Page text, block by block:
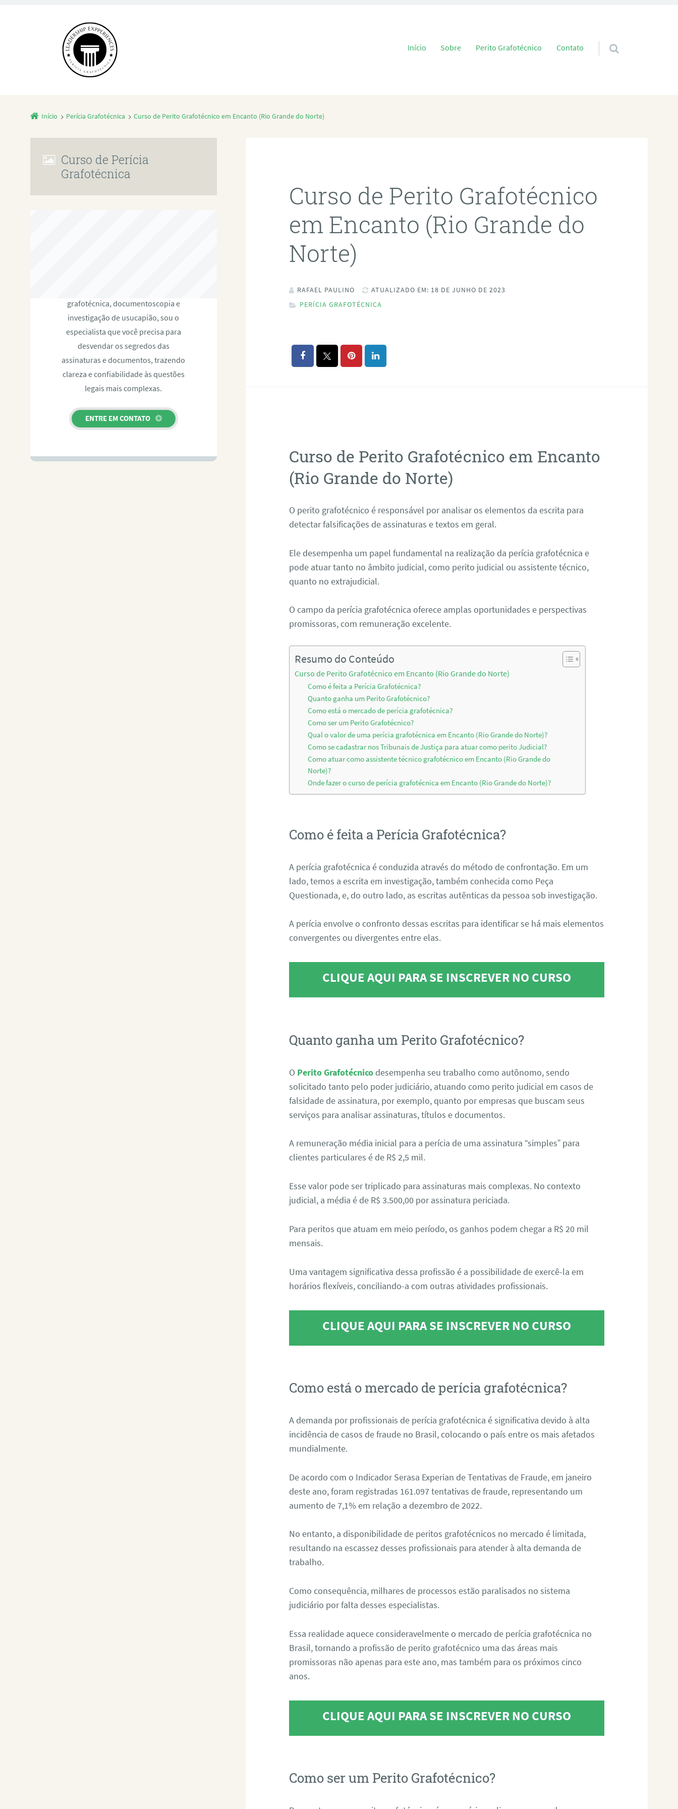
Pular para o conteúdo
Início Sobre Perito Grafotécnico Contato
Início Perícia Grafotécnica Curso de Perito Grafotécnico em Encanto (Rio Grande do Norte)
Curso de Perito Grafotécnico
em Encanto (Rio Grande do
Norte)
RAFAEL PAULINO
ATUALIZADO EM: 18 DE JUNHO DE 2023
PERÍCIA GRAFOTÉCNICA
Curso de Perito Grafotécnico em Encanto
(Rio Grande do Norte)
O perito grafotécnico é responsável por analisar os elementos da escrita para
detectar falsificações de assinaturas e textos em geral.
Ele desempenha um papel fundamental na realização da perícia grafotécnica e
pode atuar tanto no âmbito judicial, como perito judicial ou assistente técnico,
quanto no extrajudicial.
O campo da perícia grafotécnica oferece amplas oportunidades e perspectivas
promissoras, com remuneração excelente.
Resumo do Conteúdo
Curso de Perito Grafotécnico em Encanto (Rio Grande do Norte)
Como é feita a Perícia Grafotécnica?
Quanto ganha um Perito Grafotécnico?
Como está o mercado de perícia grafotécnica?
Como ser um Perito Grafotécnico?
Qual o valor de uma perícia grafotécnica em Encanto (Rio Grande do Norte)?
Como se cadastrar nos Tribunais de Justiça para atuar como perito Judicial?
Como atuar como assistente técnico grafotécnico em Encanto (Rio Grande do
Norte)?
Onde fazer o curso de perícia grafotécnica em Encanto (Rio Grande do Norte)?
Como é feita a Perícia Grafotécnica?
A perícia grafotécnica é conduzida através do método de confrontação. Em um
lado, temos a escrita em investigação, também conhecida como Peça
Questionada, e, do outro lado, as escritas autênticas da pessoa sob investigação.
A perícia envolve o confronto dessas escritas para identificar se há mais elementos
convergentes ou divergentes entre elas.
CLIQUE AQUI PARA SE INSCREVER NO CURSO
Quanto ganha um Perito Grafotécnico?
O Perito Grafotécnico desempenha seu trabalho como autônomo, sendo
solicitado tanto pelo poder judiciário, atuando como perito judicial em casos de
falsidade de assinatura, por exemplo, quanto por empresas que buscam seus
serviços para analisar assinaturas, títulos e documentos.
A remuneração média inicial para a perícia de uma assinatura “simples” para
clientes particulares é de R$ 2,5 mil.
Esse valor pode ser triplicado para assinaturas mais complexas. No contexto
judicial, a média é de R$ 3.500,00 por assinatura periciada.
Para peritos que atuam em meio período, os ganhos podem chegar a R$ 20 mil
mensais.
Uma vantagem significativa dessa profissão é a possibilidade de exercê-la em
horários flexíveis, conciliando-a com outras atividades profissionais.
CLIQUE AQUI PARA SE INSCREVER NO CURSO
Como está o mercado de perícia grafotécnica?
A demanda por profissionais de perícia grafotécnica é significativa devido à alta
incidência de casos de fraude no Brasil, colocando o país entre os mais afetados
mundialmente.
De acordo com o Indicador Serasa Experian de Tentativas de Fraude, em janeiro
deste ano, foram registradas 161.097 tentativas de fraude, representando um
aumento de 7,1% em relação a dezembro de 2022.
No entanto, a disponibilidade de peritos grafotécnicos no mercado é limitada,
resultando na escassez desses profissionais para atender à alta demanda de
trabalho.
Como consequência, milhares de processos estão paralisados no sistema
judiciário por falta desses especialistas.
Essa realidade aquece consideravelmente o mercado de perícia grafotécnica no
Brasil, tornando a profissão de perito grafotécnico uma das áreas mais
promissoras não apenas para este ano, mas também para os próximos cinco
anos.
CLIQUE AQUI PARA SE INSCREVER NO CURSO
Como ser um Perito Grafotécnico?
Curso de Perícia
Grafotécnica
grafotécnica, documentoscopia e
investigação de usucapião, sou o
especialista que você precisa para
desvendar os segredos das
assinaturas e documentos, trazendo
clareza e confiabilidade às questões
legais mais complexas.
ENTRE EM CONTATO